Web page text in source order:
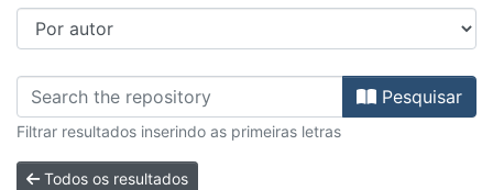
Percorrer FCSEA - Dissertações
Pesquisar
Filtrar resultados inserindo as primeiras letras
Todos os resultados